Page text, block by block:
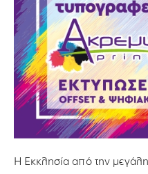
Η Εκκλησία από την